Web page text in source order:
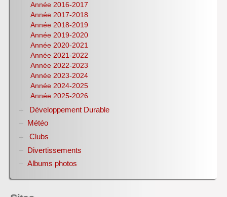
Philosophie
Pix
Physique-Chimie
Notices d’utilisation de logiciels
Olympiades nationales de la chimie
S.T.M.G.
S.N.T.
S.V.T
Lycéens au cinéma
CDI
H.L.P.
Année 2016-2017
Année 2017-2018
Année 2018-2019
Année 2019-2020
Année 2020-2021
Année 2021-2022
Année 2022-2023
Année 2023-2024
Année 2024-2025
Année 2025-2026
Développement Durable
Biodiversité
Club bien-être et biodiversité ANNEE DE LA
Conférences organisées par référent culture ROCA
Alain
Météo
Clubs
Club ZETETIQUE
Divertissements
Albums photos